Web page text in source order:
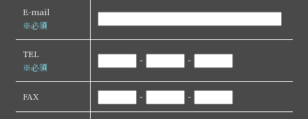
E-mail
※必須
TEL
※必須
- -
FAX - -